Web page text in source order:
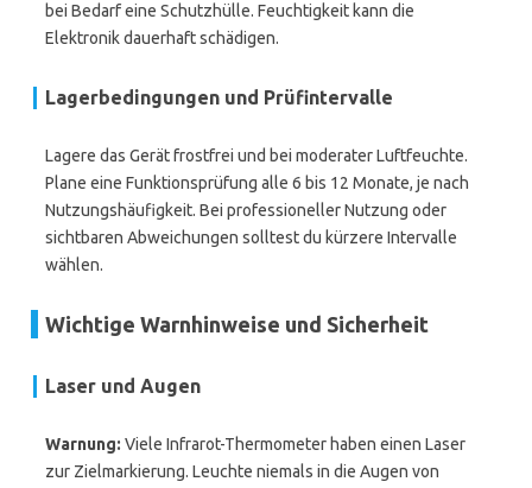
bei Bedarf eine Schutzhülle. Feuchtigkeit kann die
Elektronik dauerhaft schädigen.
Lagerbedingungen und Prüfintervalle
Lagere das Gerät frostfrei und bei moderater Luftfeuchte.
Plane eine Funktionsprüfung alle 6 bis 12 Monate, je nach
Nutzungshäufigkeit. Bei professioneller Nutzung oder
sichtbaren Abweichungen solltest du kürzere Intervalle
wählen.
Wichtige Warnhinweise und Sicherheit
Laser und Augen
Warnung: Viele Infrarot-Thermometer haben einen Laser
zur Zielmarkierung. Leuchte niemals in die Augen von